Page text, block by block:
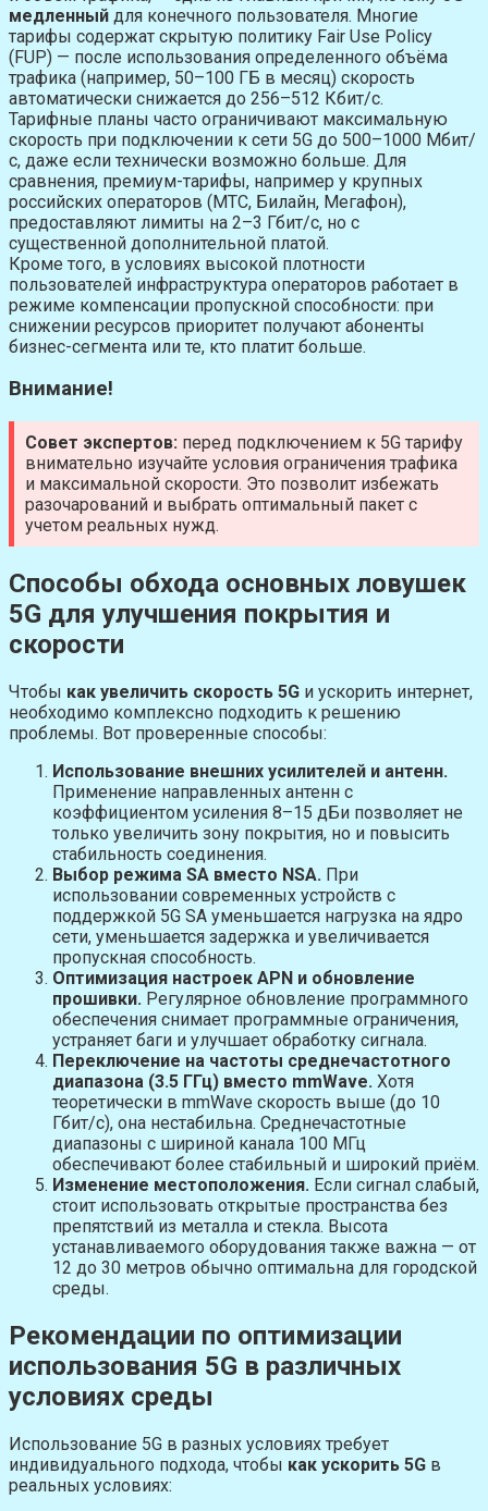
медленный для конечного пользователя. Многие
тарифы содержат скрытую политику Fair Use Policy
(FUP) — после использования определенного объёма
трафика (например, 50–100 ГБ в месяц) скорость
автоматически снижается до 256–512 Кбит/с.
Тарифные планы часто ограничивают максимальную
скорость при подключении к сети 5G до 500–1000 Мбит/
с, даже если технически возможно больше. Для
сравнения, премиум-тарифы, например у крупных
российских операторов (МТС, Билайн, Мегафон),
предоставляют лимиты на 2–3 Гбит/с, но с
существенной дополнительной платой.
Кроме того, в условиях высокой плотности
пользователей инфраструктура операторов работает в
режиме компенсации пропускной способности: при
снижении ресурсов приоритет получают абоненты
бизнес-сегмента или те, кто платит больше.
Внимание!
Совет экспертов: перед подключением к 5G тарифу
внимательно изучайте условия ограничения трафика
и максимальной скорости. Это позволит избежать
разочарований и выбрать оптимальный пакет с
учетом реальных нужд.
Способы обхода основных ловушек
5G для улучшения покрытия и
скорости
Чтобы как увеличить скорость 5G и ускорить интернет,
необходимо комплексно подходить к решению
проблемы. Вот проверенные способы:
Использование внешних усилителей и антенн.
Применение направленных антенн с
коэффициентом усиления 8–15 дБи позволяет не
только увеличить зону покрытия, но и повысить
стабильность соединения.
Выбор режима SA вместо NSA. При
использовании современных устройств с
поддержкой 5G SA уменьшается нагрузка на ядро
сети, уменьшается задержка и увеличивается
пропускная способность.
Оптимизация настроек APN и обновление
прошивки. Регулярное обновление программного
обеспечения снимает программные ограничения,
устраняет баги и улучшает обработку сигнала.
Переключение на частоты среднечастотного
диапазона (3.5 ГГц) вместо mmWave. Хотя
теоретически в mmWave скорость выше (до 10
Гбит/с), она нестабильна. Среднечастотные
диапазоны с шириной канала 100 МГц
обеспечивают более стабильный и широкий приём.
Изменение местоположения. Если сигнал слабый,
стоит использовать открытые пространства без
препятствий из металла и стекла. Высота
устанавливаемого оборудования также важна — от
12 до 30 метров обычно оптимальна для городской
среды.
Рекомендации по оптимизации
использования 5G в различных
условиях среды
Использование 5G в разных условиях требует
индивидуального подхода, чтобы как ускорить 5G в
реальных условиях: